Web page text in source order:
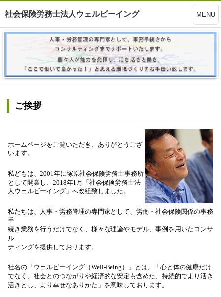
社会保険労務士法人ウェルビーイング MENU
ご挨拶
ホームページをご覧いただき、ありがとうござ
います。
私どもは、2001年に塚原社会保険労務士事務所
として開業し、2018年1月「社会保険労務士法
人ウェルビーイング」へ改組致しました。
私たちは、人事・労務管理の専門家として、労働・社会保険関係の事務
手
続き業務を行うだけでなく、様々な理論やモデル、事例を用いたコンサ
ル
ティングを提供しております。
社名の「ウェルビーイング（Well-Being）」とは、「心と体の健康だけ
でなく、社会とのつながりや経済的な安定も含めた、持続的でより活き
活きとし、より幸せなありかた」を意味しております。